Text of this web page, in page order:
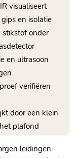
visualiseert
en isolatie
stikstof onder
en ultrasoon
verifiëren
door een klein
plafond
leidingen